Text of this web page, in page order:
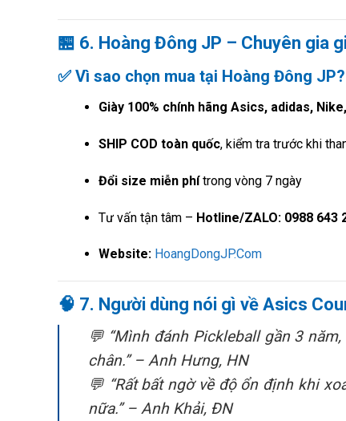
🏪 6. Hoàng Đông JP – Chuyên gia
✅ Vì sao chọn mua tại Hoàng Đông JP?
Giày 100% chính hãng Asics, adidas,
SHIP COD toàn quốc, kiểm tra trước khi
Đổi size miễn phítrong vòng 7 ngày
Tư vấn tận tâm – Hotline/ZALO: 0988 643
Website: HoangDongJP.Com
🧠 7. Người dùng nói gì về Asics
💬 “Mình đánh Pickleball gần 3
chân.”– Anh Hưng, HN
💬 “Rất bất ngờ về độ ổn định khi
nữa.”– Anh Khải, ĐN